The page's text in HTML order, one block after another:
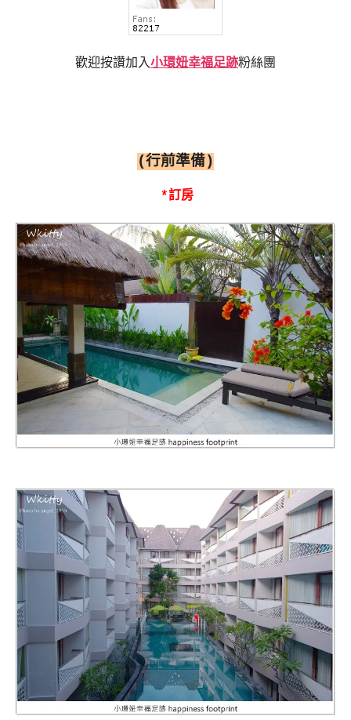
歡迎按讚加入小環妞幸福足跡粉絲團
(行前準備)
*訂房